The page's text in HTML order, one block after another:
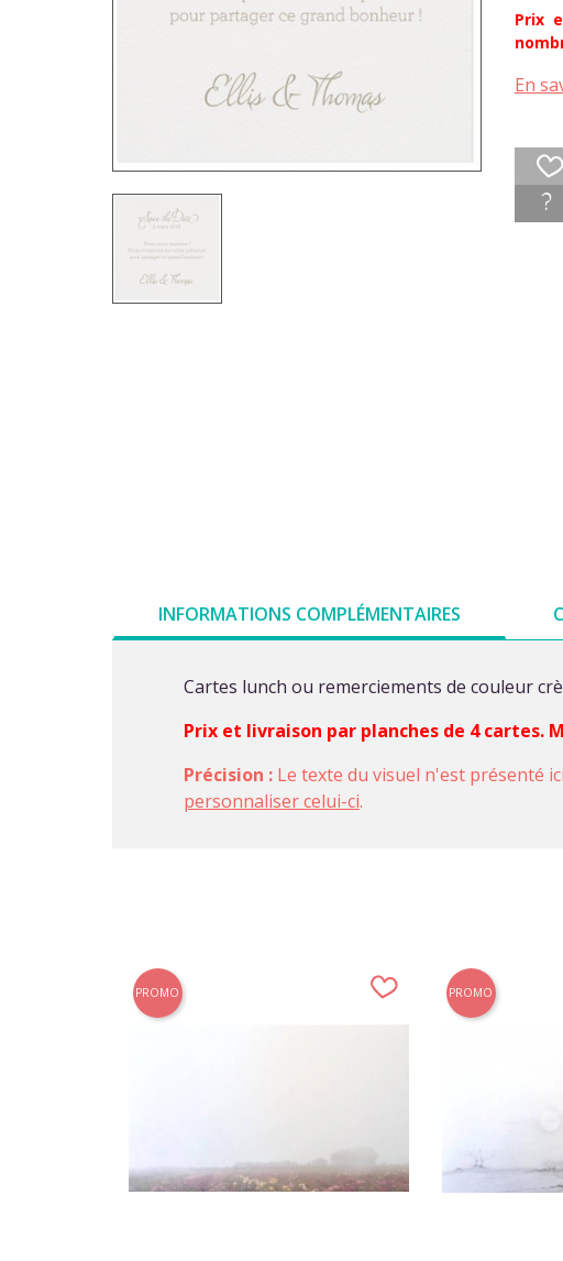
Prix
En
INFORMATIONS COMPLÉMENTAIRES
Cartes lunch ou remerciements de couleur
Prix et livraison par planches de 4 cartes.
Précision : Le texte du visuel n'est présenté
personnaliser celui-ci.
PROMO PROMO